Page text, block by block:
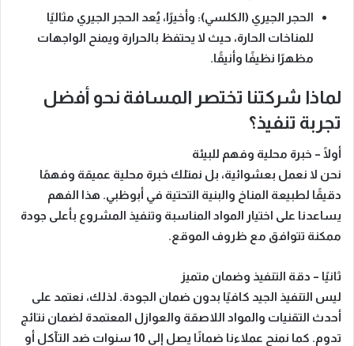
الحجر الجيري (الكلسي): وأخيرًا، يُعد الحجر الجيري مثاليًا
للمناخات الحارة، حيث لا يحتفظ بالحرارة ويمنح الواجهات
مظهرًا نظيفًا وأنيقًا.
لماذا شركتنا تختصر المسافة نحو أفضل
تجربة تنفيذ؟
أولًا – خبرة محلية وفهم للبيئة
نحن لا نعمل بعشوائية، بل نمتلك خبرة محلية عميقة وفهمًا
دقيقًا لطبيعة المناخ والبنية التحتية في أبوظبي. هذا الفهم
يساعدنا على اختيار المواد المناسبة وتنفيذ المشروع بأعلى جودة
ممكنة تتوافق مع ظروف الموقع.
ثانيًا – دقة التنفيذ وضمان متميز
ليس التنفيذ الجيد كافيًا بدون ضمان الجودة. لذلك، نعتمد على
أحدث التقنيات والمواد اللاصقة والعوازل المعتمدة لضمان نتائج
تدوم. كما نمنح عملاءنا ضمانًا يصل إلى 10 سنوات ضد التآكل أو